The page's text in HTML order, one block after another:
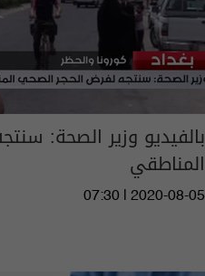
بالفيديو وزير الصحة:
المناطقي
07:30 | 2020-08-05